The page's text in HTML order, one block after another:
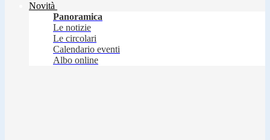
Novità
Panoramica
Le notizie
Le circolari
Calendario eventi
Albo online